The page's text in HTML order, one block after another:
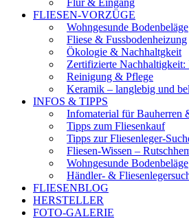
Flur & Eingang
FLIESEN-VORZÜGE
Wohngesunde Bodenbeläge
Fliese & Fussbodenheizung
Ökologie & Nachhaltgkeit
Zertifizierte
Reinigung & Pflege
Keramik – langlebig und
INFOS & TIPPS
Infomaterial für Bauherren
Tipps zum Fliesenkauf
Tipps zur Fliesenleger-
Fliesen-Wissen –
Wohngesunde Bodenbeläge
Händler- &
FLIESENBLOG
HERSTELLER
FOTO-GALERIE